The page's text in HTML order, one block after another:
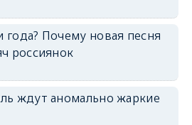
Почему новая песня
россиянок
ждут аномально жаркие